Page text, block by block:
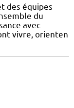
des équipes
du
avec
vivre, orienten